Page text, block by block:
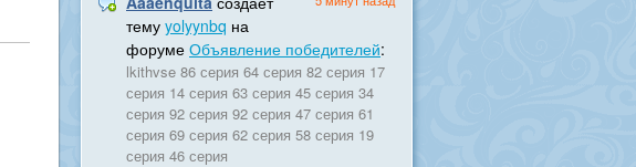
тему yolyynbq на
форуме Объявление победителей:
lkithvse 86 серия 64 серия 82 серия 17
серия 14 серия 63 серия 45 серия 34
серия 92 серия 92 серия 47 серия 61
серия 69 серия 62 серия 58 серия 19
серия 46 серия